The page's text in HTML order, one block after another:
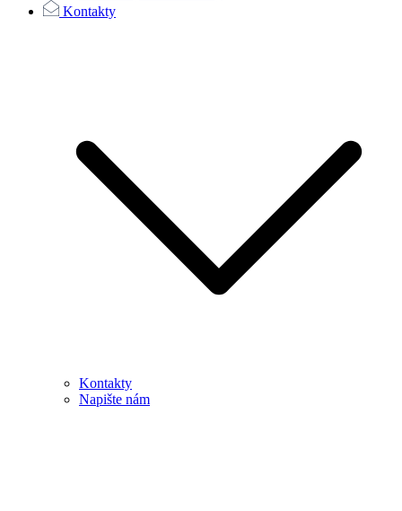
Kontakty
Kontakty
Napište nám